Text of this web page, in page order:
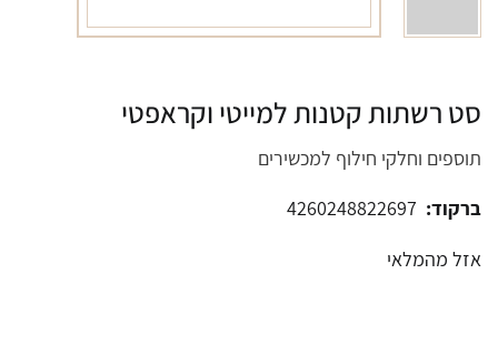
סט רשתות קטנות למייטי וקראפטי
תוספים וחלקי חילוף למכשירים
ברקוד:
אזל מהמלאי